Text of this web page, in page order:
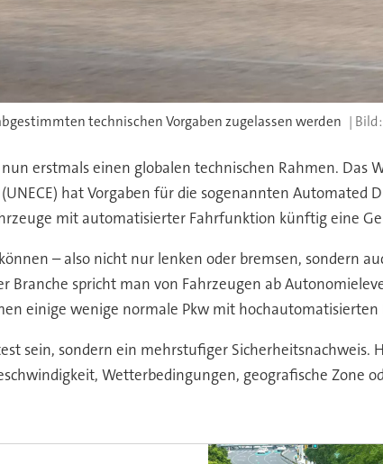
technischen Vorgaben zugelassen werden
erstmals einen globalen technischen Rahmen. Das
hat Vorgaben für die sogenannten Automated
mit automatisierter Fahrfunktion künftig eine
– also nicht nur lenken oder bremsen, sondern
spricht man von Fahrzeugen ab
einige wenige normale Pkw mit
sein, sondern ein mehrstufiger Sicherheitsnachweis.
Wetterbedingungen, geografische Zone